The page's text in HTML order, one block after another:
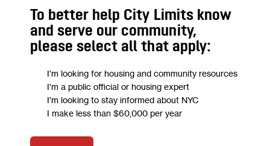
NOV 2023
To better help City Limits know
and serve our community,
please select all that apply:
I'm looking for housing and community resources
I'm a public official or housing expert
I'm looking to stay informed about NYC
I make less than $60,000 per year